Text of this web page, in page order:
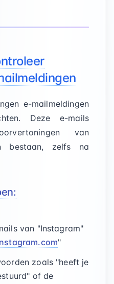
e-mailmeldingen
Deze e-mails
van
bestaan, zelfs na
van "Instagram"
"
zoals "heeft je
of de